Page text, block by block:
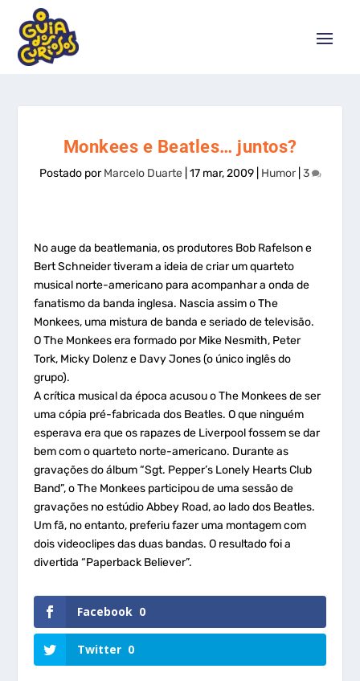
Monkees e Beatles… juntos?
Postado porMarcelo Duarte| 17 mar, 2009| Humor| 3
No auge da beatlemania, os produtores Bob Rafelson e
Bert Schneider tiveram a ideia de criar um quarteto
musical norte-americano para acompanhar a onda de
fanatismo da banda inglesa. Nascia assim o The
Monkees, uma mistura de banda e seriado de televisão.
O The Monkees era formado por Mike Nesmith, Peter
Tork, Micky Dolenz e Davy Jones (o único inglês do
grupo).
A crítica musical da época acusou o The Monkees de ser
uma cópia pré-fabricada dos Beatles. O que ninguém
esperava era que os rapazes de Liverpool fossem se dar
bem com o quarteto norte-americano. Durante as
gravações do álbum “Sgt. Pepper’s Lonely Hearts Club
Band”, o The Monkees participou de uma sessão de
gravações no estúdio Abbey Road, ao lado dos Beatles.
Um fã, no entanto, preferiu fazer uma montagem com
dois videoclipes das duas bandas. O resultado foi a
divertida “Paperback Believer”.
Facebook 0
Twitter 0